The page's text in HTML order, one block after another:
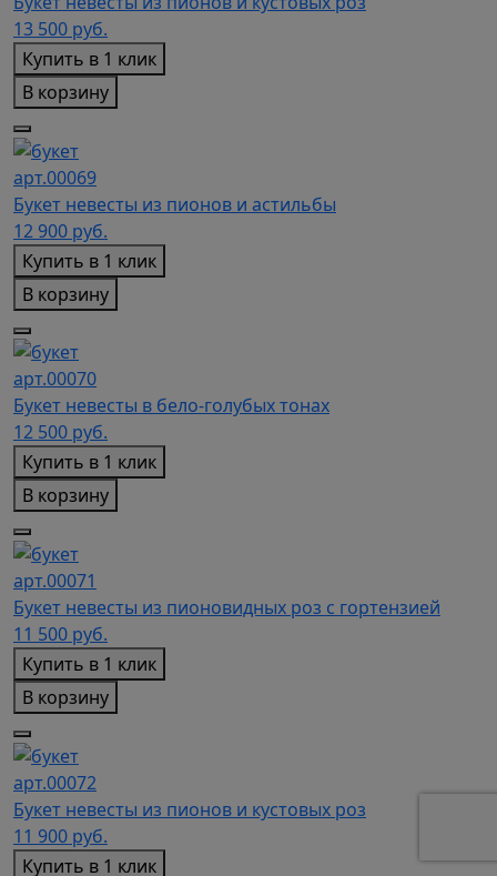
13 500 руб.
Купить в 1 клик
В корзину
арт.00069
Букет невесты из пионов и астильбы
12 900 руб.
Купить в 1 клик
В корзину
арт.00070
Букет невесты в бело-голубых тонах
12 500 руб.
Купить в 1 клик
В корзину
арт.00071
Букет невесты из пионовидных роз с гортензией
11 500 руб.
Купить в 1 клик
В корзину
арт.00072
Букет невесты из пионов и кустовых роз
11 900 руб.
Купить в 1 клик